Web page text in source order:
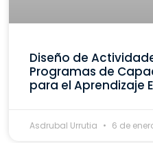
Diseño de
Programas de
para el Aprendizaje
Asdrubal Urrutia 6 de